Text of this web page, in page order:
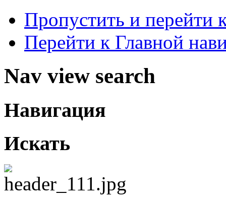
Пропустить и перейти
Перейти к Главной
Nav view search
Навигация
Искать